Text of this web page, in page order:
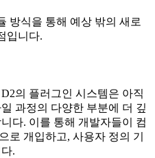
방식을 통해 예상 밖의 새로
입니다.
의 플러그인 시스템은 아직
과정의 다양한 부분에 더 깊
다. 이를 통해 개발자들이 컴
로 개입하고, 사용자 정의 기
.